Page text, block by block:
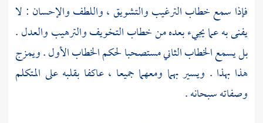
فإذا سمع خطاب الترغيب والتشويق ، واللطف والإحسان : لا
يفنى به عما يجيء بعده من خطاب التخويف والترهيب والعدل .
بل يسمع الخطاب الثاني مستصحبا لحكم الخطاب الأول . ويمزج
هذا بهذا . ويسير بهما ومعهما جميعا ، عاكفا بقلبه على المتكلم
وصفاته سبحانه .